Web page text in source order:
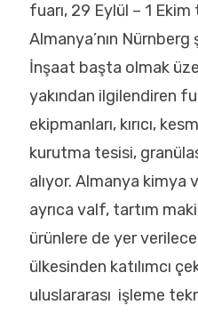
fuarı, 29 Eylül – 1 Ekim
Almanya’nın
İnşaat başta olmak
yakından ilgilendiren
ekipmanları, kırıcı,
kurutma tesisi,
alıyor. Almanya kimya
ayrıca valf, tartım
ürünlere de yer
ülkesinden katılımcı
uluslararası işleme